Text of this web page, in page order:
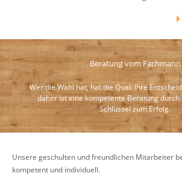
Beratung vom Fachmann
Wer die Wahl hat, hat die Qual. Ihre
daher ist eine kompetente Beratung durch
Schlüssel zum Erfolg.
Unsere geschulten und freundlichen Mitarbeiter
kompetent und individuell.